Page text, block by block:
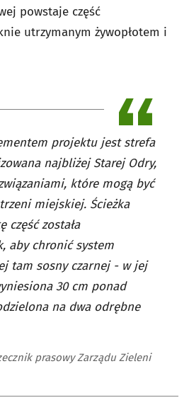
powstaje część
utrzymanym żywopłotem i
projektu jest strefa
najbliżej Starej Odry,
które mogą być
miejskiej. Ścieżka
część została
aby chronić system
tam sosny czarnej - w jej
30 cm ponad
na dwa odrębne
prasowy Zarządu Zieleni